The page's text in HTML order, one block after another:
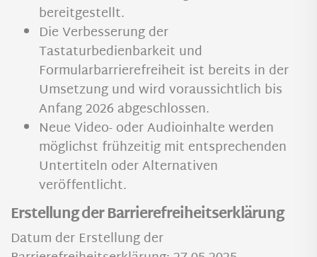
bereitgestellt.
Die Verbesserung der
Tastaturbedienbarkeit und
Formularbarrierefreiheit ist bereits in der
Umsetzung und wird voraussichtlich bis
Anfang 2026 abgeschlossen.
Neue Video- oder Audioinhalte werden
möglichst frühzeitig mit entsprechenden
Untertiteln oder Alternativen
veröffentlicht.
Erstellung der Barrierefreiheitserklärung
Datum der Erstellung der